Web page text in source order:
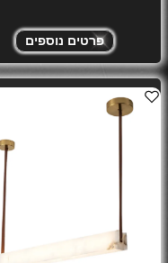
פרטים נוספים